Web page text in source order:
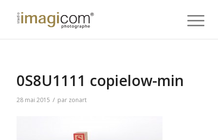
0S8U1111 copielow-min
28 mai 2015 / par zonart